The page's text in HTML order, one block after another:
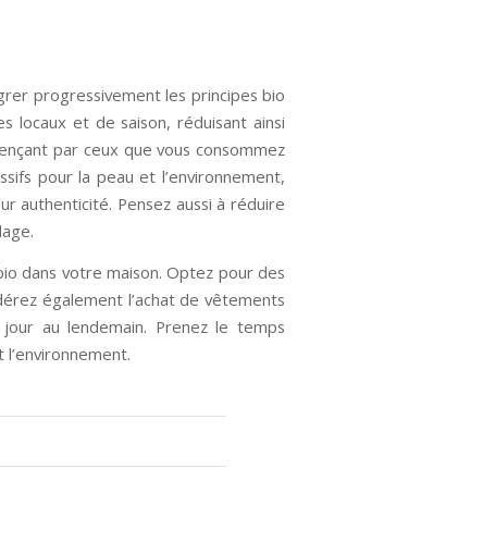
progressivement les principes bio
locaux et de saison, réduisant ainsi
par ceux que vous consommez
pour la peau et l’environnement,
authenticité. Pensez aussi à réduire
dans votre maison. Optez pour des
également l’achat de vêtements
au lendemain. Prenez le temps